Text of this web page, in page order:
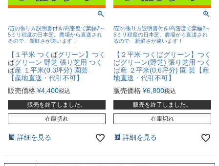
/苗の張り方説明書付き/高密度で葉幅2～
5ミリ程度の日本芝。農場から直送され
るので、新鮮さが違います！
【１平米 つくばグリーン】つく
ばグリーン 野芝 張り芝用 つく
ば産 １平米(0.3坪分) 園芸
【産地直送・代引不可】
販売価格 ¥4,400税込
販売を終了しました。
在庫切れ
詳細を見る
/苗の張り方説明書付き/高密度で葉幅2～
5ミリ程度の日本芝。農場から直送され
るので、新鮮さが違います！
【２平米 つくばグリーン】つく
ばグリーン(野芝) 張り芝用 つく
ば産 ２平米(0.6坪分) 園 芸【産
地直送・代引不可】
販売価格 ¥6,800税込
販売を終了しました。
在庫切れ
詳細を見る